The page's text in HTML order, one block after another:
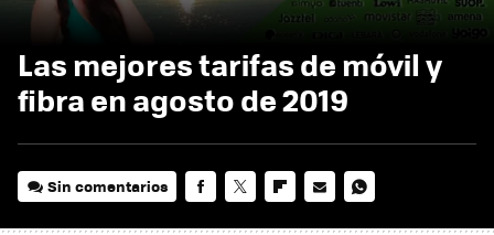
Las mejores tarifas de móvil y
fibra en agosto de 2019
Sin comentarios